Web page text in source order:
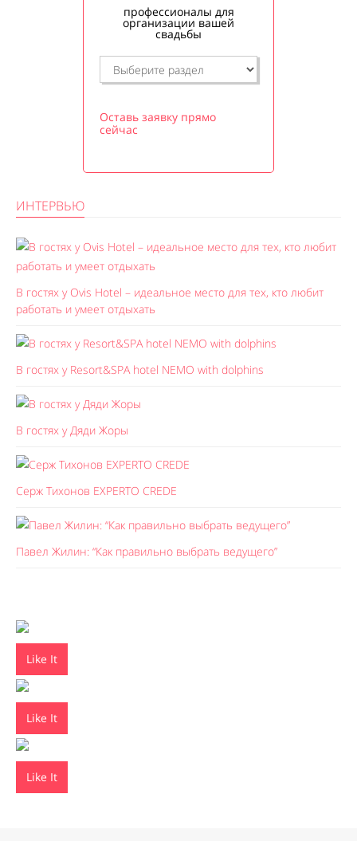
профессионалы для
организации вашей
свадьбы
Оставь заявку прямо
сейчас
ИНТЕРВЬЮ
В гостях у Ovis Hotel – идеальное место для тех, кто любит
работать и умеет отдыхать
В гостях у Resort&SPA hotel NEMO with dolphins
В гостях у Дяди Жоры
Серж Тихонов EXPERTO CREDE
Павел Жилин: “Как правильно выбрать ведущего”
Like It
Like It
Like It